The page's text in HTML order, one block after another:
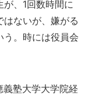
、1回数時間に
はないが、嫌がる
う。時には役員会
塾大学大学院経